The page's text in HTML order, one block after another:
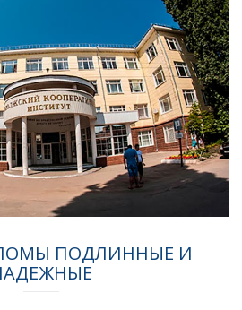
ПОДЛИННЫЕ И